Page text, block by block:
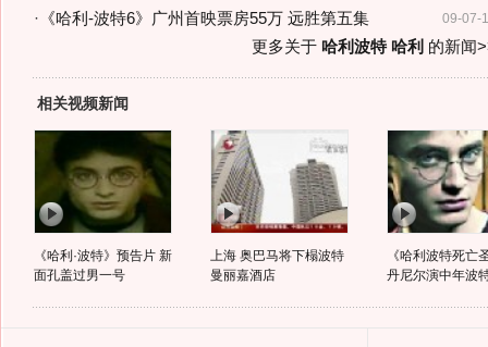
09-07-
· 《哈利-波特6》广州首映票房55万 远胜第五集
更多关于 哈利波特 哈利 的新闻
相关视频新闻
《哈利·波特》预告片 新
面孔盖过男一号
上海 奥巴马将下榻波特
曼丽嘉酒店
《哈利波特死亡
丹尼尔演中年波